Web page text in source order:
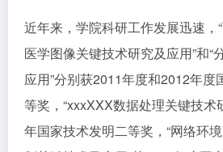
近年来，学院科研工作发展迅速，
医学图像关键技术研究及应用”和“
应用”分别获2011年度和2012年度
等奖，“xxxXXX数据处理关键技术
年国家技术发明二等奖，“网络环